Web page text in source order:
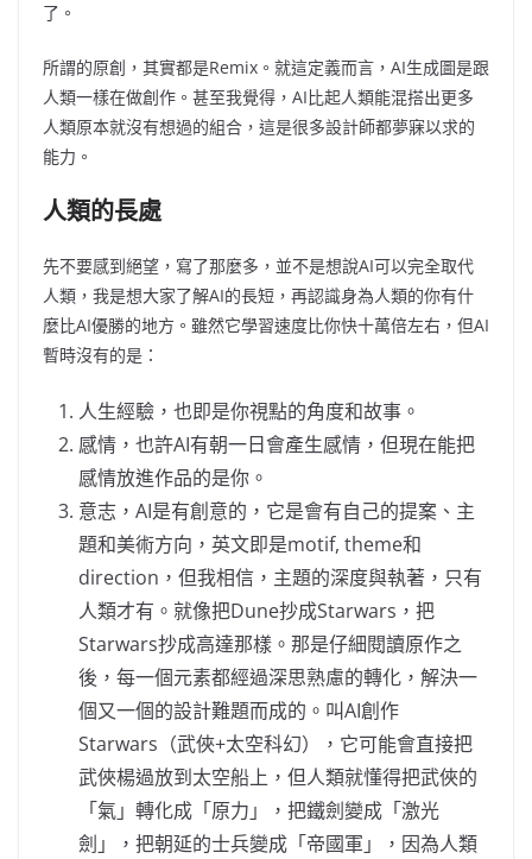
了。
所謂的原創，其實都是Remix。就這定義而言，AI生成圖是跟
人類一樣在做創作。甚至我覺得，AI比起人類能混搭出更多
人類原本就沒有想過的組合，這是很多設計師都夢寐以求的
能力。
人類的長處
先不要感到絕望，寫了那麼多，並不是想說AI可以完全取代
人類，我是想大家了解AI的長短，再認識身為人類的你有什
麼比AI優勝的地方。雖然它學習速度比你快十萬倍左右，但AI
暫時沒有的是：
人生經驗，也即是你視點的角度和故事。
感情，也許AI有朝一日會產生感情，但現在能把
感情放進作品的是你。
意志，AI是有創意的，它是會有自己的提案、主
題和美術方向，英文即是motif, theme和
direction，但我相信，主題的深度與執著，只有
人類才有。就像把Dune抄成Starwars，把
Starwars抄成高達那樣。那是仔細閱讀原作之
後，每一個元素都經過深思熟慮的轉化，解決一
個又一個的設計難題而成的。叫AI創作
Starwars（武俠+太空科幻），它可能會直接把
武俠楊過放到太空船上，但人類就懂得把武俠的
「氣」轉化成「原力」，把鐵劍變成「激光
劍」，把朝延的士兵變成「帝國軍」，因為人類